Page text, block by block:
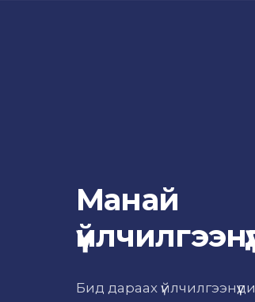
Манай
Бид дараах